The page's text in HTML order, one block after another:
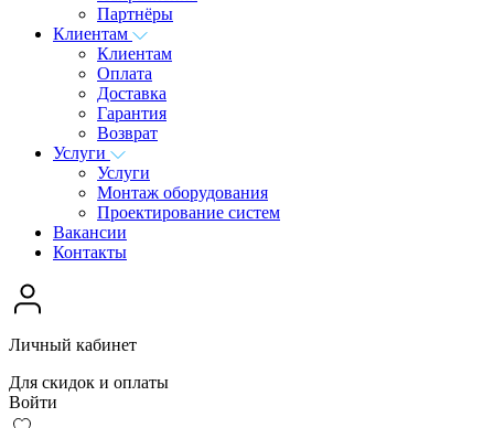
Партнёры
Клиентам
Клиентам
Оплата
Доставка
Гарантия
Возврат
Услуги
Услуги
Монтаж оборудования
Проектирование систем
Вакансии
Контакты
Личный кабинет
Для скидок и оплаты
Войти